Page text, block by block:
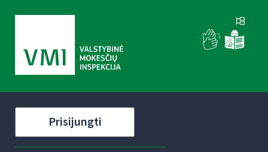
Prisijungti